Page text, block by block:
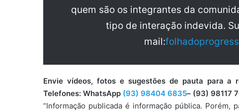
quem são os integrantes da
tipo de interação indevida.
mail:
Envie vídeos, fotos e sugestões de pauta para a
Telefones: WhatsApp (93) 98404 6835– (93) 98117
“Informação publicada é informação pública.